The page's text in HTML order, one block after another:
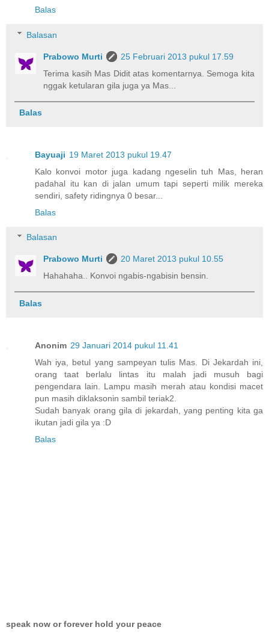
Balas
Balasan
Prabowo Murti
25 Februari 2013 pukul 17.59
Terima kasih Mas Didit atas komentarnya. Semoga kita
nggak ketularan gila juga ya Mas...
Balas
Bayuaji 19 Maret 2013 pukul 19.47
Kalo konvoi motor juga kadang ngeselin tuh Mas, heran
padahal itu kan di jalan umum tapi seperti milik mereka
sendiri, safety ridingnya 0 besar...
Balas
Balasan
Prabowo Murti
20 Maret 2013 pukul 10.55
Hahahaha.. Konvoi ngabis-ngabisin bensin.
Balas
Anonim 29 Januari 2014 pukul 11.41
Wah iya, betul yang sampeyan tulis Mas. Di Jekardah ini,
orang taat berlalu lintas itu malah jadi musuh bagi
pengendara lain. Lampu masih merah atau kondisi macet
pun masih diklaksonin sambil teriak2.
Sudah banyak orang gila di jekardah, yang penting kita ga
ikutan jadi gila ya :D
Balas
speak now or forever hold your peace